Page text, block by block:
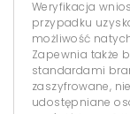
Weryfikacja
przypadku
możliwość
Zapewnia także
standardami
zaszyfrowane,
udostępniane